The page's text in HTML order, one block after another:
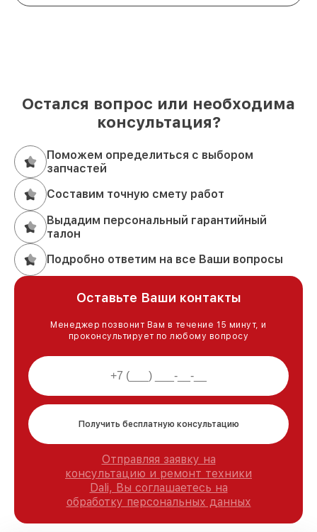
Остался вопрос или необходима
консультация?
Поможем определиться с выбором
запчастей
Составим точную смету работ
Выдадим персональный гарантийный
талон
Подробно ответим на все Ваши вопросы
Оставьте Ваши контакты
Менеджер позвонит Вам в течение 15 минут, и
проконсультирует по любому вопросу
Получить бесплатную консультацию
Отправляя заявку на
консультацию и ремонт техники
Dali, Вы соглашаетесь на
обработку персональных данных